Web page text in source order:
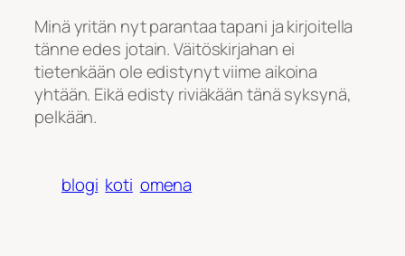
Minä yritän nyt parantaa tapani ja kirjoitella
tänne edes jotain. Väitöskirjahan ei
tietenkään ole edistynyt viime aikoina
yhtään. Eikä edisty riviäkään tänä syksynä,
pelkään.
blogi koti omena